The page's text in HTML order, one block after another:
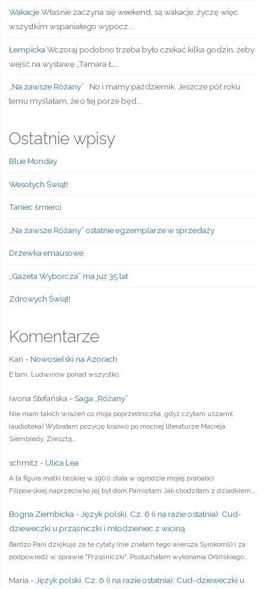
Wakacje Właśnie zaczyna się weekend, są wakacje, życzę więc
wszystkim wspaniałego wypocz...
Łempicka Wczoraj podobno trzeba było czekać kilka godzin, żeby
wejść na wystawę „Tamara Ł...
„Na zawsze Różany”
No i mamy październik. Jeszcze pół roku
temu myślałam, że o tej porze będ...
Ostatnie wpisy
Blue Monday
Wesołych Świąt!
Taniec śmierci
„Na zawsze Różany” ostatnie egzemplarze w sprzedaży
Drzewka emausowe
„Gazeta Wyborcza” ma już 35 lat
Zdrowych Świąt!
Komentarze
Kan - Nowosielski na Azorach
E tam, Ludwinów ponad wszystko.
Iwona Stefańska - Saga „Różany”
Nie mam takich wrażeń co moja poprzedniczka, gdyż czytam uszami(
(audioteka) Wybrałam pozycję losowo po mocnej literaturze Macieja
Siembiedy, Zresztą…
schmitz - Ulica Lea
A ta figura matki boskiej w 1900 stała w ogrodzie mojej prababci
Filipowskiej,naprzeciwko jej był dom.Pamiętam Jak chodziłam z dziadkiem…
Bogna Ziembicka- Język polski. Cz. 6 (i na razie ostatnia): Cud-
dzieweczki u prząśniczki i młodzieniec z wiciną
Bardzo Pani dziękuję za te cytaty (nie znałam tego wiersza Syrokomli) i za
podpowiedź w sprawie "Prząśniczki". Posłuchałam wykonania Orlińskiego…
Maria- Język polski. Cz. 6 (i na razie ostatnia): Cud-dzieweczki u